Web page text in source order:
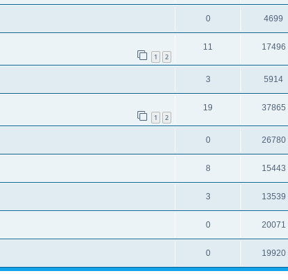
0 4699
1 2
11 17496
3 5914
1 2
19 37865
0 26780
8 15443
3 13539
0 20071
0 19920